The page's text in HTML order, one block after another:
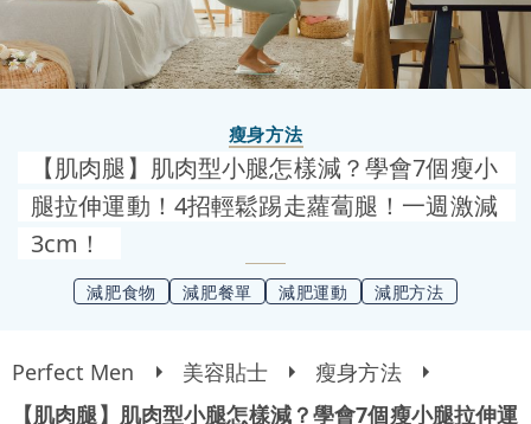
瘦身方法
【肌肉腿】肌肉型小腿怎樣減？學會7個瘦小
腿拉伸運動！4招輕鬆踢走蘿蔔腿！一週激減
3cm！
減肥食物 減肥餐單 減肥運動 減肥方法
Perfect Men 美容貼士
瘦身方法
【肌肉腿】肌肉型小腿怎樣減？學會7個瘦小腿拉伸運